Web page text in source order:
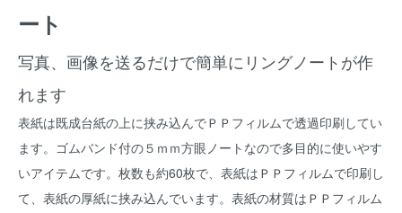
ート
写真、画像を送るだけで簡単にリングノートが作
れます
表紙は既成台紙の上に挟み込んでＰＰフィルムで透過印刷してい
ます。ゴムバンド付の５ｍｍ方眼ノートなので多目的に使いやす
いアイテムです。枚数も約60枚で、表紙はＰＰフィルムで印刷し
て、表紙の厚紙に挟み込んでいます。表紙の材質はＰＰフィルム